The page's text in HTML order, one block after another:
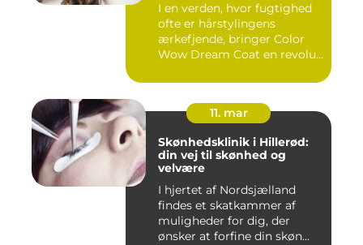
I en verden, hvor fugtighed
ofte er hårstylingens
ærkefjende, bringer Color
Wow Dream Coat en revolu...
11. mar
Skønhedsklinik i Hillerød:
din vej til skønhed og
velvære
I hjertet af Nordsjælland
findes et skatkammer af
muligheder for dig, der
ønsker at forfine din skøn...